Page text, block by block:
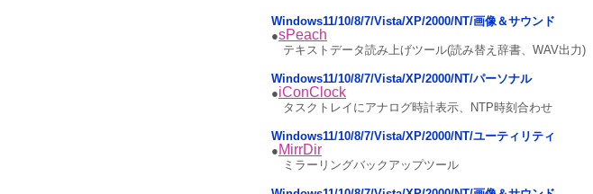
Windows11/10/8/7/Vista/XP/2000/NT/画像＆サウンド
●sPeach
テキストデータ読み上げツール(読み替え辞書、WAV出力)
Windows11/10/8/7/Vista/XP/2000/NT/パーソナル
●iConClock
タスクトレイにアナログ時計表示、NTP時刻合わせ
Windows11/10/8/7/Vista/XP/2000/NT/ユーティリティ
● MirrDir
ミラーリングバックアップツール